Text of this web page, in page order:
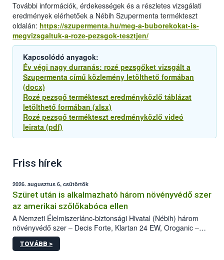
További információk, érdekességek és a részletes vizsgálati
eredmények elérhetőek a Nébih Szupermenta termékteszt
oldalán: https://szupermenta.hu/meg-a-buborekokat-is-
megvizsgaltuk-a-roze-pezsgok-tesztjen/
Kapcsolódó anyagok:
Év végi nagy durranás: rozé pezsgőket vizsgált a
Szupermenta című közlemény letölthető formában
(docx)
Rozé pezsgő termékteszt eredményközlő táblázat
letölthető formában (xlsx)
Rozé pezsgő termékteszt eredményközlő videó
leirata (pdf)
Friss hírek
2026. augusztus 6, csütörtök
Szüret után is alkalmazható három növényvédő szer
az amerikai szőlőkabóca ellen
A Nemzeti Élelmiszerlánc-biztonsági Hivatal (Nébih) három
növényvédő szer – Decis Forte, Klartan 24 EW, Oroganic –
engedélyokiratát módosította, így azok a szüretet követően,
egészen a vesszőérettség (BBCH 91) stádiumáig
TOVÁBB >